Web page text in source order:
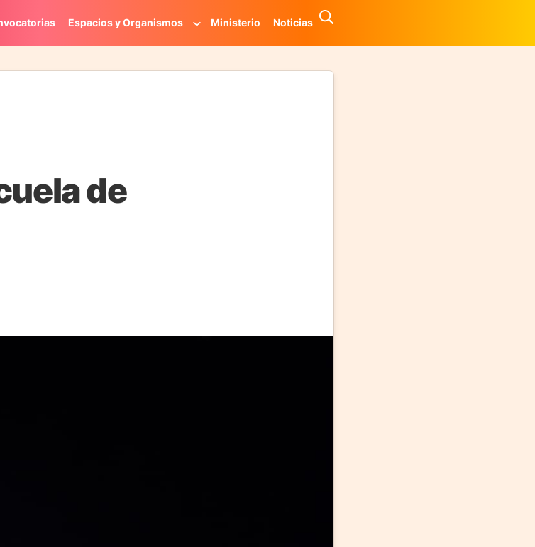
Espacios y Organismos Ministerio Noticias
de